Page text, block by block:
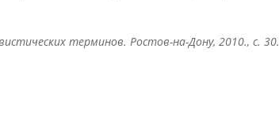
терминов. Ростов-на-Дону, 2010., с. 30.